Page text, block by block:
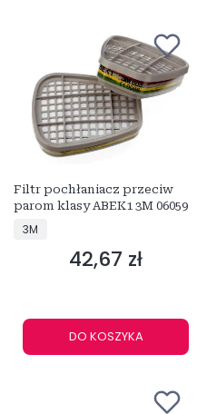
Filtr pochłaniacz przeciw
parom klasy ABEK1 3M 06059
PRODUCENT
3M
Cena
42,67 zł
DO KOSZYKA